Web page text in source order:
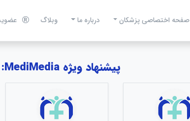
صفحه اختصاصی پزشکان درباره ما وبلاگ
پیشنهاد ویژه MediMedia: منتخبین عفونی و گرمسیری